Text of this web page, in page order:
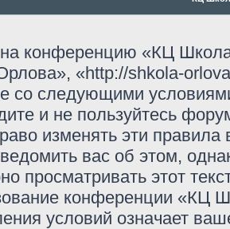
конференцию «КЦ
«http://shkola-
со следующими
и не пользуйтесь
изменять эти
вас об этом,
просматривать этот
конференции «КЦ
условий означает